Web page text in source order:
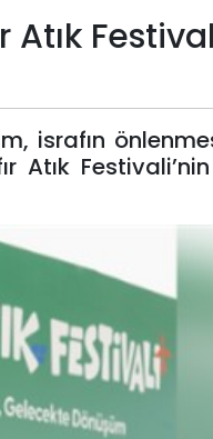
Atık
israfın
Atık